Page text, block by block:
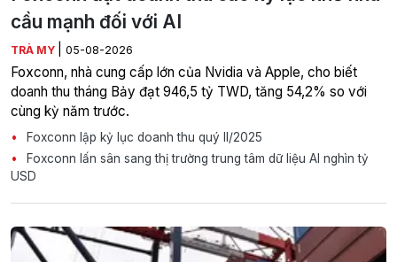
cầu mạnh đối với AI
TRÀ MY 05-08-2026
Foxconn, nhà cung cấp lớn của Nvidia và Apple, cho biết
doanh thu tháng Bảy đạt 946,5 tỷ TWD, tăng 54,2% so với
cùng kỳ năm trước.
Foxconn lập kỷ lục doanh thu quý II/2025
Foxconn lấn sân sang thị trường trung tâm dữ liệu AI nghìn tỷ
USD